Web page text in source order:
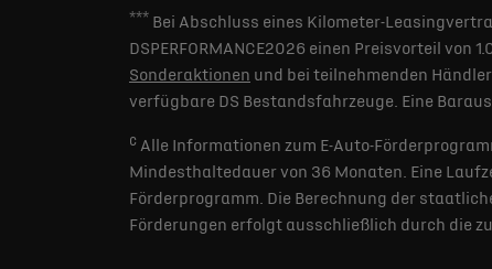
*** Bei Abschluss eines Kilometer-
DSPERFORMANCE2026 einen Preisvorteil
Sonderaktionen und bei teilnehmenden
verfügbare DS Bestandsfahrzeuge. Eine
c Alle Informationen zum E-Auto-
Mindesthaltedauer von 36 Monaten. Eine
Förderprogramm. Die Berechnung der
Förderungen erfolgt ausschließlich durch die